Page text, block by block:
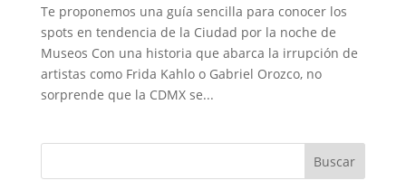
Te proponemos una guía sencilla para conocer los
spots en tendencia de la Ciudad por la noche de
Museos Con una historia que abarca la irrupción de
artistas como Frida Kahlo o Gabriel Orozco, no
sorprende que la CDMX se...
Buscar